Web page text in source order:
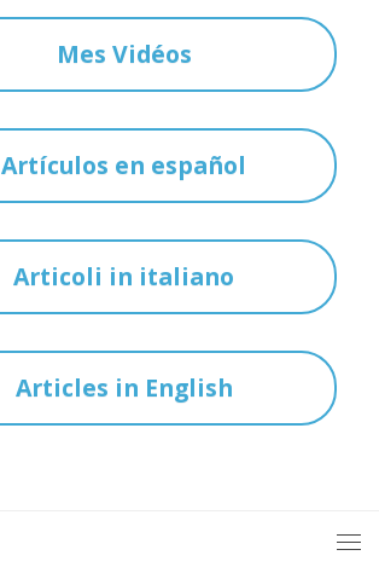
Mes Vidéos
Artículos en español
Articoli in italiano
Articles in English